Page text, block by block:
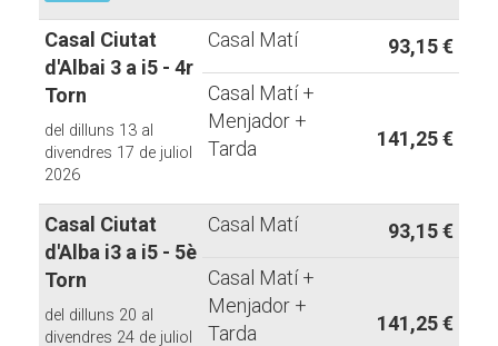
Casal Ciutat
d'Albai 3 a i5 - 4r
Torn
del dilluns 13 al
divendres 17 de juliol
2026
Casal Matí
93,15 €
Casal Matí +
Menjador +
Tarda
141,25 €
Casal Ciutat
d'Alba i3 a i5 - 5è
Torn
del dilluns 20 al
divendres 24 de juliol
Casal Matí
93,15 €
Casal Matí +
Menjador +
Tarda
141,25 €